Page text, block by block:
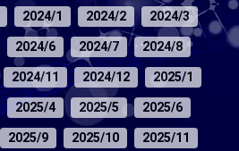
2024/1 2024/2
2024/3
2024/6 2024/7
2024/8
2024/11 2024/12
2025/1
2025/4 2025/5
2025/6
2025/9 2025/10
2025/11